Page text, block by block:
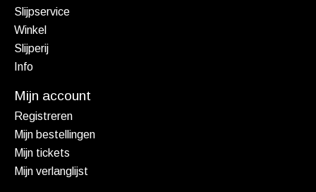
Slijpservice
Winkel
Slijperij
Info
Mijn account
Registreren
Mijn bestellingen
Mijn tickets
Mijn verlanglijst